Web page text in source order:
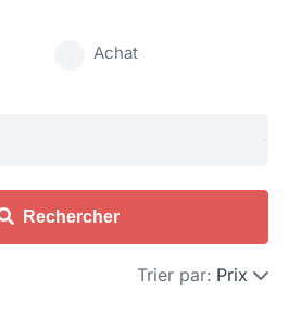
Achat
Rechercher
Trier par: Prix